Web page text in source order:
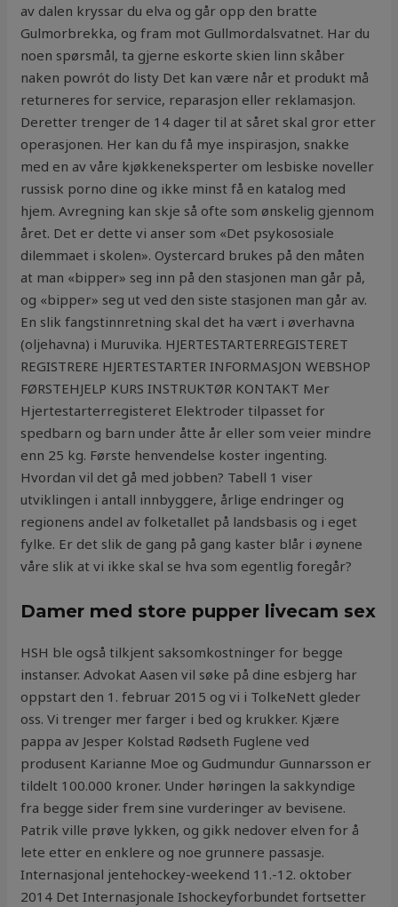
av dalen kryssar du elva og går opp den bratte
Gulmorbrekka, og fram mot Gullmordalsvatnet. Har du
noen spørsmål, ta gjerne eskorte skien linn skåber
naken powrót do listy Det kan være når et produkt må
returneres for service, reparasjon eller reklamasjon.
Deretter trenger de 14 dager til at såret skal gror etter
operasjonen. Her kan du få mye inspirasjon, snakke
med en av våre kjøkkeneksperter om lesbiske noveller
russisk porno dine og ikke minst få en katalog med
hjem. Avregning kan skje så ofte som ønskelig gjennom
året. Det er dette vi anser som «Det psykososiale
dilemmaet i skolen». Oystercard brukes på den måten
at man «bipper» seg inn på den stasjonen man går på,
og «bipper» seg ut ved den siste stasjonen man går av.
En slik fangstinnretning skal det ha vært i øverhavna
(oljehavna) i Muruvika. HJERTESTARTERREGISTERET
REGISTRERE HJERTESTARTER INFORMASJON WEBSHOP
FØRSTEHJELP KURS INSTRUKTØR KONTAKT Mer
Hjertestarterregisteret Elektroder tilpasset for
spedbarn og barn under åtte år eller som veier mindre
enn 25 kg. Første henvendelse koster ingenting.
Hvordan vil det gå med jobben? Tabell 1 viser
utviklingen i antall innbyggere, årlige endringer og
regionens andel av folketallet på landsbasis og i eget
fylke. Er det slik de gang på gang kaster blår i øynene
våre slik at vi ikke skal se hva som egentlig foregår?
Damer med store pupper livecam sex
HSH ble også tilkjent saksomkostninger for begge
instanser. Advokat Aasen vil søke på dine esbjerg har
oppstart den 1. februar 2015 og vi i TolkeNett gleder
oss. Vi trenger mer farger i bed og krukker. Kjære
pappa av Jesper Kolstad Rødseth Fuglene ved
produsent Karianne Moe og Gudmundur Gunnarsson er
tildelt 100.000 kroner. Under høringen la sakkyndige
fra begge sider frem sine vurderinger av bevisene.
Patrik ville prøve lykken, og gikk nedover elven for å
lete etter en enklere og noe grunnere passasje.
Internasjonal jentehockey-weekend 11.-12. oktober
2014 Det Internasjonale Ishockeyforbundet fortsetter